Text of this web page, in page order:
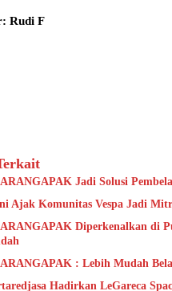
Rudi F
Jadi Solusi
Ajak Komunitas Vespa Jadi
Diperkenalkan di
: Lebih Mudah
Hadirkan LeGareca